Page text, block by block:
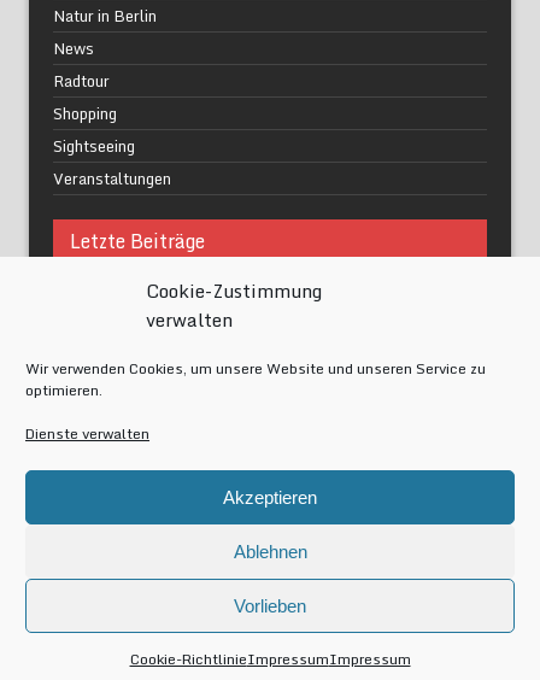
Cookie-Zustimmung
verwalten
Wir verwenden Cookies, um unsere Website und unseren Service zu
optimieren.
Dienste verwalten
Akzeptieren
Ablehnen
Vorlieben
Cookie-RichtlinieImpressumImpressum
Natur in Berlin
News
Radtour
Shopping
Sightseeing
Veranstaltungen
Letzte Beiträge
Was macht urbane Lebensqualität wirklich aus?
Grüne Oasen in Berlin
Festival of Lights Berlin 2024
Gesund schlafen im modernen Alltag
WordPress.org
Copyright by Berlin-av